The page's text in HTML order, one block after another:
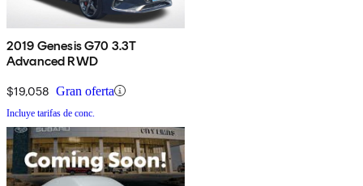
2019 Genesis G70 3.3T
Advanced RWD
$19,058 Gran oferta
Incluye tarifas de conc.